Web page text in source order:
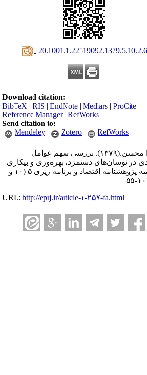
‎ 20.1001.1.22519092.1379.5.10.2.6
Download citation:
BibTeX | RIS | EndNote | Medlars | ProCite |
Reference Manager| RefWorks
Send citation to:
Mendeley
Zotero RefWorks
محسن.(۱۳۷۹).
بررسی سهم عوامل
در نوسان‌های دستمزد، بهره‌وری و بیکاری
فصلنامه پژوهشنامه اقتصاد و برنامه ریزی ۵ (۱۰ و
URL: http://eprj.ir/article-۱-۲۵۷-fa.html